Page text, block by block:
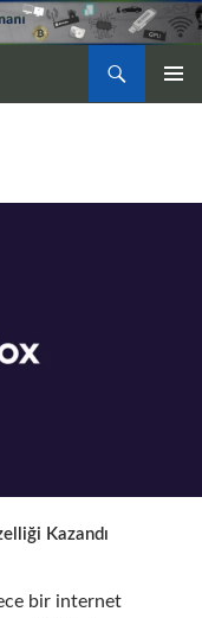
Kazandı
bir internet